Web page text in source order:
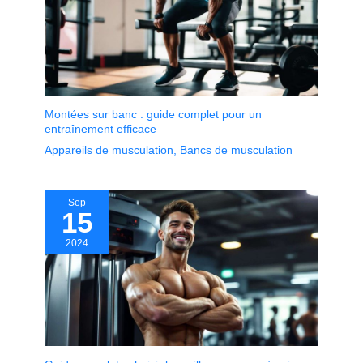
Montées sur banc : guide complet pour un
entraînement efficace
Appareils de musculation
Bancs de musculation
Sep
15
2024